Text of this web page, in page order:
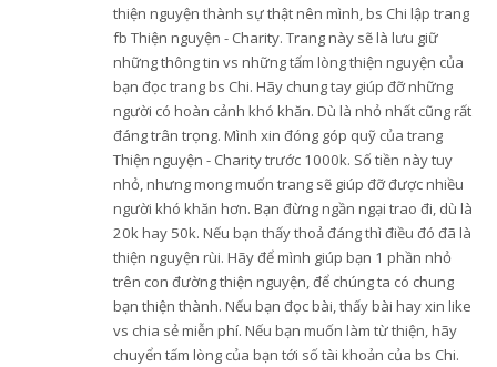
thiện nguyện thành sự thật nên mình, bs Chi lập trang
fb Thiện nguyện - Charity. Trang này sẽ là lưu giữ
những thông tin vs những tấm lòng thiện nguyện của
bạn đọc trang bs Chi. Hãy chung tay giúp đỡ những
người có hoàn cảnh khó khăn. Dù là nhỏ nhất cũng rất
đáng trân trọng. Mình xin đóng góp quỹ của trang
Thiện nguyện - Charity trước 1000k. Số tiền này tuy
nhỏ, nhưng mong muốn trang sẽ giúp đỡ được nhiều
người khó khăn hơn. Bạn đừng ngần ngại trao đi, dù là
20k hay 50k. Nếu bạn thấy thoả đáng thì điều đó đã là
thiện nguyện rùi. Hãy để mình giúp bạn 1 phần nhỏ
trên con đường thiện nguyện, để chúng ta có chung
bạn thiện thành. Nếu bạn đọc bài, thấy bài hay xin like
vs chia sẻ miễn phí. Nếu bạn muốn làm từ thiện, hãy
chuyển tấm lòng của bạn tới số tài khoản của bs Chi.